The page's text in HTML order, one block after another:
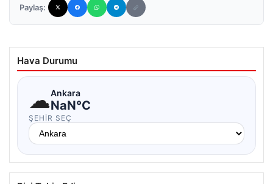
Paylaş:
Hava Durumu
☁Ankara
NaN°C
ŞEHIR SEÇ